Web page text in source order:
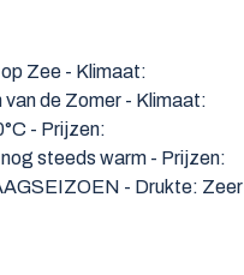
Zee - Klimaat:
de Zomer - Klimaat:
- Prijzen:
steeds warm - Prijzen:
- Drukte: Zeer